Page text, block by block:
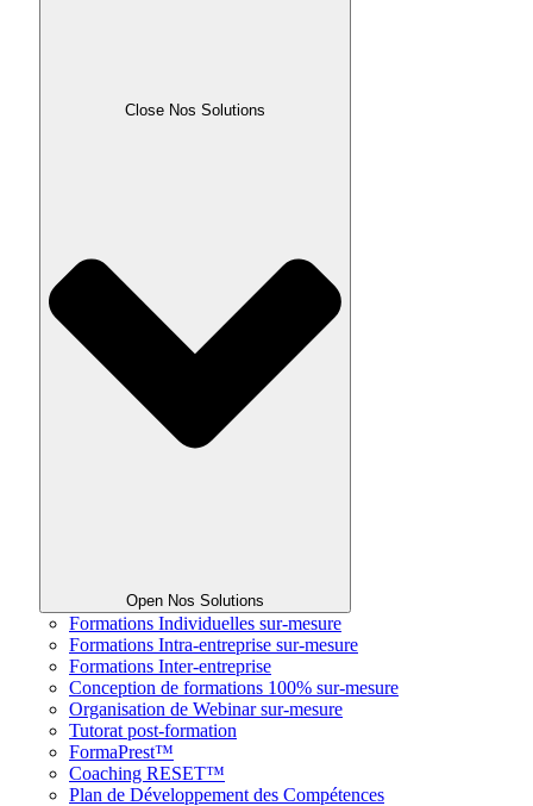
Close Nos Solutions
Open Nos Solutions
Formations Individuelles sur-mesure
Formations Intra-entreprise sur-mesure
Formations Inter-entreprise
Conception de formations 100% sur-mesure
Organisation de Webinar sur-mesure
Tutorat post-formation
FormaPrest™
Coaching RESET™
Plan de Développement des Compétences